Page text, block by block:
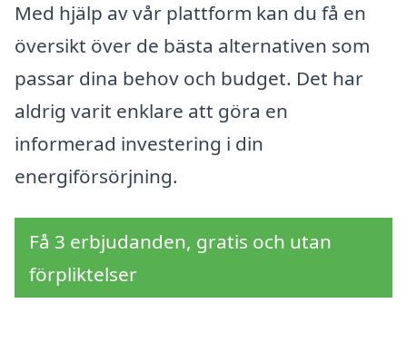
Med hjälp av vår plattform kan du få en
översikt över de bästa alternativen som
passar dina behov och budget. Det har
aldrig varit enklare att göra en
informerad investering i din
energiförsörjning.
Få 3 erbjudanden, gratis och utan
förpliktelser